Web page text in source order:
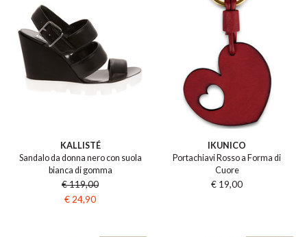
KALLISTÉ
Sandalo da donna nero con suola
bianca di gomma
€ 119,00
€ 24,90
IKUNICO
Portachiavi Rosso a Forma di
Cuore
€ 19,00